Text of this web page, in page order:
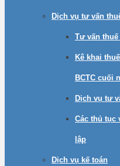
Dịch vụ tư vấn
Tư vấn
Kê khai
BCTC cuối
Dịch vụ tư
Các thủ tục
lập
Dịch vụ kế toán